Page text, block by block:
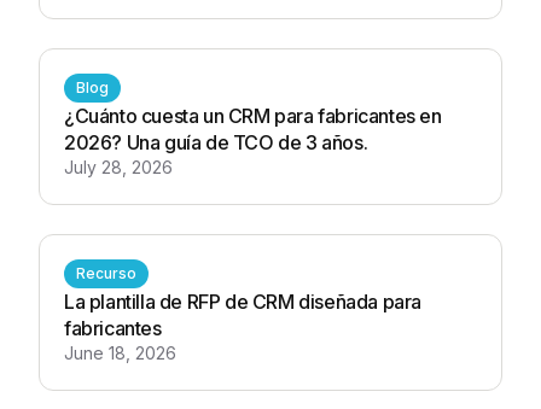
Blog
¿Cuánto cuesta un CRM para fabricantes en
2026? Una guía de TCO de 3 años.
July 28, 2026
Recurso
La plantilla de RFP de CRM diseñada para
fabricantes
June 18, 2026